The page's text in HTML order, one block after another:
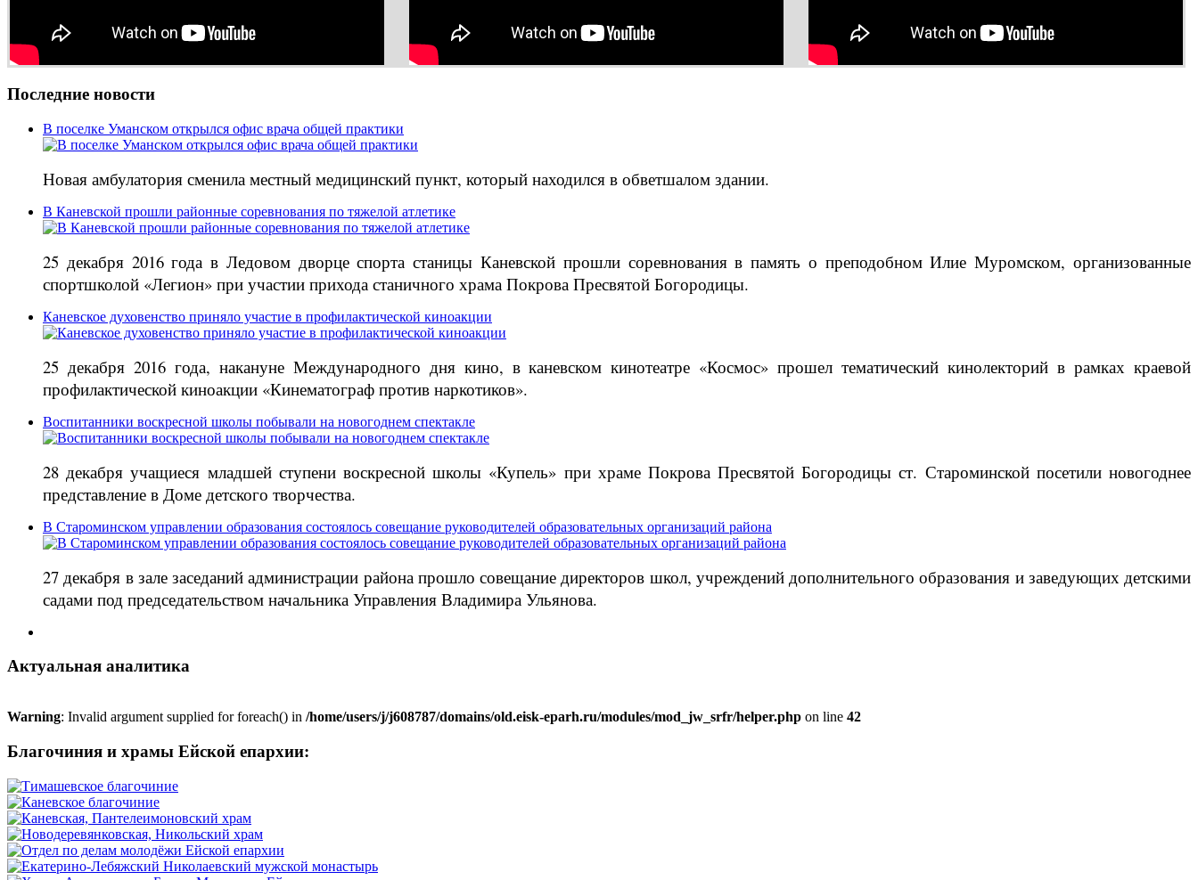
Последние новости
В поселке Уманском открылся офис врача общей практики
Новая амбулатория сменила местный медицинский пункт, который находился в обветшалом здании.
В Каневской прошли районные соревнования по тяжелой атлетике
25 декабря 2016 года в Ледовом дворце спорта станицы Каневской прошли соревнования в память о преподобном Илие Муромском, организованные
спортшколой «Легион» при участии прихода станичного храма Покрова Пресвятой Богородицы.
Каневское духовенство приняло участие в профилактической киноакции
25 декабря 2016 года, накануне Международного дня кино, в каневском кинотеатре «Космос» прошел тематический кинолекторий в рамках краевой
профилактической киноакции «Кинематограф против наркотиков».
Воспитанники воскресной школы побывали на новогоднем спектакле
28 декабря учащиеся младшей ступени воскресной школы «Купель» при храме Покрова Пресвятой Богородицы ст. Староминской посетили новогоднее
представление в Доме детского творчества.
В Староминском управлении образования состоялось совещание руководителей образовательных организаций района
27 декабря в зале заседаний администрации района прошло совещание директоров школ, учреждений дополнительного образования и заведующих детскими
садами под председательством начальника Управления Владимира Ульянова.
Актуальная аналитика
Warning: Invalid argument supplied for foreach() in /home/users/j/j608787/domains/old.eisk-eparh.ru/modules/mod_jw_srfr/helper.php on line 42
Благочиния и храмы Ейской епархии: